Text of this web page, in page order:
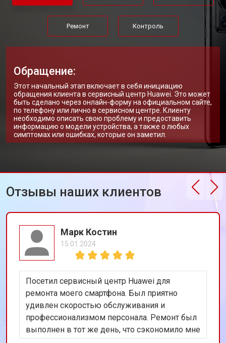
Ремонт Контроль
Обращение:
Этот начальный этап включает в себя инициацию
обращения клиента в сервисный центр Huawei. Это может
быть сделано через онлайн-форму на официальном сайте,
по телефону или лично в сервисном центре. Клиенту
необходимо описать свою проблему и предоставить
информацию о модели устройства, а также о любых
симптомах или ошибках, которые он заметил.
Отзывы наших клиентов
Марк Костин
15.01.2024
Посетил сервисный центр Huawei для
ремонта моего смартфона. Был приятно
удивлен скоростью обслуживания и
профессионализмом персонала. Ремонт был
выполнен в тот же день, что сэкономило мне